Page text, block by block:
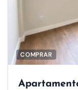
COMPRAR